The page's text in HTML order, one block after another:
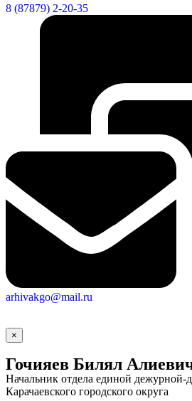
8 (87879) 2-20-35
arhivakgo@mail.ru
×
Гочияев Билял
Начальник отдела единой дежурной-
Карачаевского городского округа